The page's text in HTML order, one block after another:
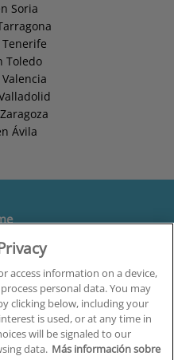
Soria
Toledo
Ávila
access information on a device,
personal data. You may
clicking below, including your
is used, or at any time in
will be signaled to our
data. Más información sobre